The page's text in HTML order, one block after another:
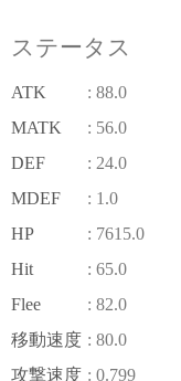
ステータス
ATK
: 88.0
MATK
: 56.0
DEF
: 24.0
MDEF
: 1.0
HP
: 7615.0
Hit
: 65.0
Flee
: 82.0
移動速度 : 80.0
攻撃速度 : 0.799